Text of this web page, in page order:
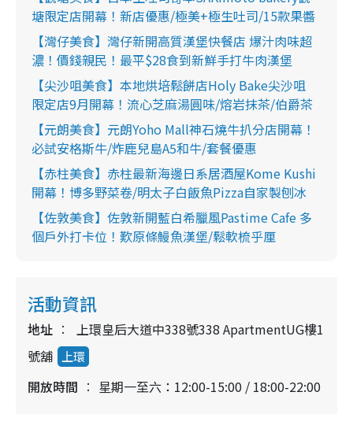
塘限定店開幕！新店優惠/極美+極生吐司/15款果醬
【灣仔美食】灣仔新開高質漢堡快餐店 爆汁肉味超
濃！價錢親民！最平$28食到新鮮手打牛肉漢堡
【尖沙咀美食】本地烘培鬆餅店Holy Bake尖沙咀
限定店9月開幕！流心芝麻湯圓味/熔岩抹茶/伯爵茶
【元朗美食】元朗Yoho Mall神石燒牛扒分店開幕！
必試安格斯牛/炸鹿兒島A5和牛/套餐優惠
【赤柱美食】赤柱最新海邊日系居酒屋Kome Kushi
開幕！博多野菜卷/明太子白飯魚Pizza自家製刨冰
【佐敦美食】佐敦新開藍白希臘風Pastime Cafe 多
個戶外打卡位！歎原條鰻魚漢堡/鬆軟梳乎厘
活動資訊
地址
上環皇后大道中338號338 ApartmentUG樓1
號舖
上環
開放時間 星期一至六：12:00-15:00 / 18:00-22:00